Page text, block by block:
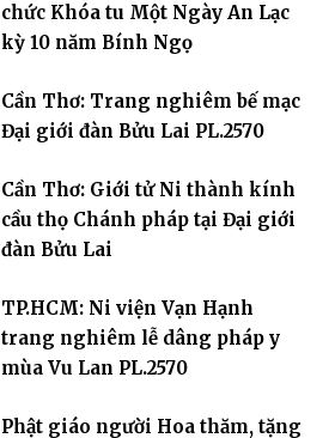
chức Khóa tu Một Ngày An Lạc
kỳ 10 năm Bính Ngọ
Cần Thơ: Trang nghiêm bế mạc
Đại giới đàn Bửu Lai PL.2570
Cần Thơ: Giới tử Ni thành kính
cầu thọ Chánh pháp tại Đại giới
đàn Bửu Lai
TP.HCM: Ni viện Vạn Hạnh
trang nghiêm lễ dâng pháp y
mùa Vu Lan PL.2570
Phật giáo người Hoa thăm, tặng